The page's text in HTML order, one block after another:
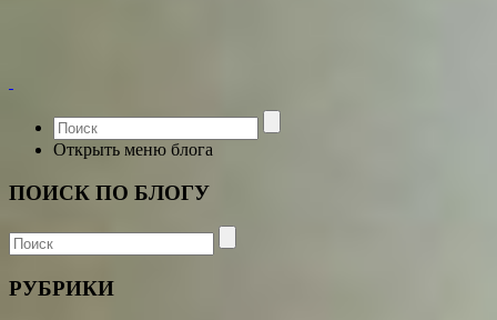
Открыть меню блога
ПОИСК ПО БЛОГУ
РУБРИКИ